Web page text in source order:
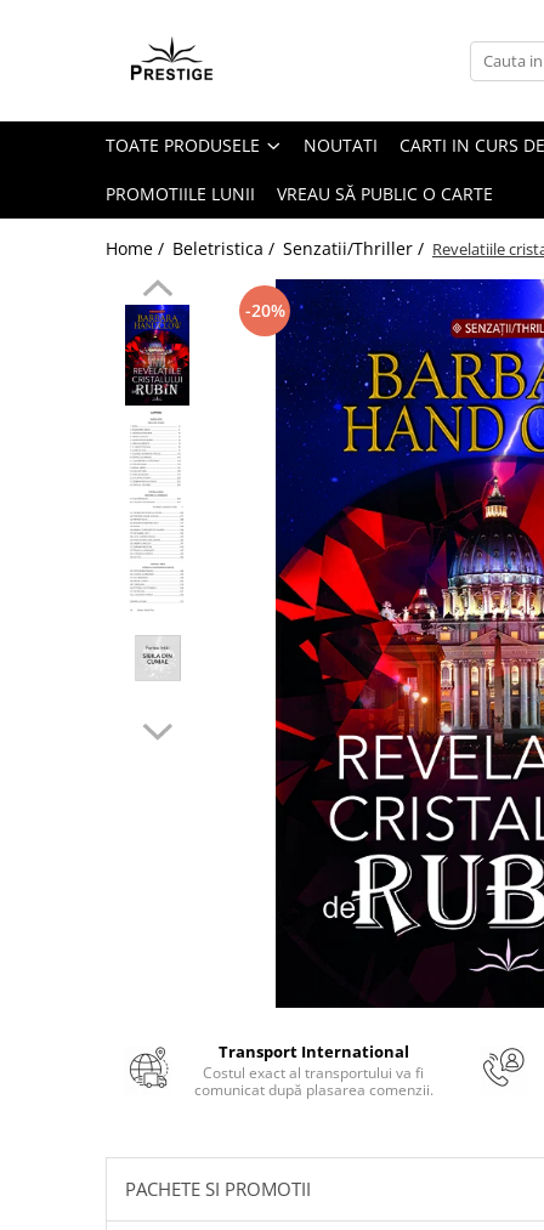
Toate Produsele
Pachete Speciale Carti
Spiritualitate - Ezoterism
AngelConnection
Arte Divinatorii
Dezvoltare Spirituala
KidConnection
New Illuminati Files
Parapsihologie
Medicina & Farmacie
Medicina Pentru Toti
TOATE PRODUSELE NOUTATI CARTI IN CURS
PROMOTIILE LUNII VREAU SĂ PUBLIC O CARTE
Home / Beletristica / Senzatii/Thriller / Revelatiile
-20%
Transport International
Costul exact al transportului va fi
comunicat după plasarea comenzii.
PACHETE SI PROMOTII